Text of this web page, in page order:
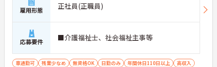
雇用形態 正社員(正職員)
応募要件 ■介護福祉士、社会福祉主事等
車通勤可 残業少なめ 無資格OK 日勤のみ 年間休日110日以上
高収入